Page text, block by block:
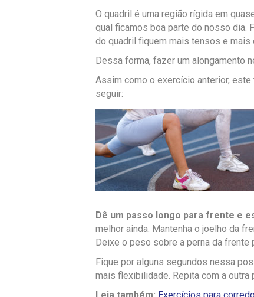
O quadril é uma região rígida em
qual ficamos boa parte do nosso dia.
do quadril fiquem mais tensos e
Dessa forma, fazer um alongamento
Assim como o exercício anterior,
seguir:
Dê um passo longo para frente e
melhor ainda. Mantenha o joelho da
Deixe o peso sobre a perna da frente
Fique por alguns segundos nessa
mais flexibilidade. Repita com a